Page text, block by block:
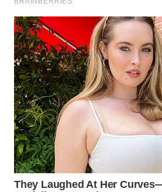
INDRAMAYU
WN
KUNINGAN
WN
MAJALENGKA
WN
SUBANG
WN
SUKABUMI